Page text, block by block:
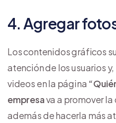
4. Agregar
Los contenidos gráficos
atención de los usuarios
videos en la página
empresava a promover
además de hacerla más